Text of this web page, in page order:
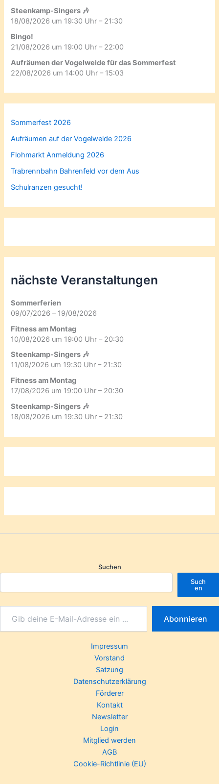
Steenkamp-Singers 🎶
18/08/2026 um 19:30 Uhr – 21:30
Bingo!
21/08/2026 um 19:00 Uhr – 22:00
Aufräumen der Vogelweide für das Sommerfest
22/08/2026 um 14:00 Uhr – 15:03
Sommerfest 2026
Aufräumen auf der Vogelweide 2026
Flohmarkt Anmeldung 2026
Trabrennbahn Bahrenfeld vor dem Aus
Schulranzen gesucht!
nächste Veranstaltungen
Sommerferien
09/07/2026 – 19/08/2026
Fitness am Montag
10/08/2026 um 19:00 Uhr – 20:30
Steenkamp-Singers 🎶
11/08/2026 um 19:30 Uhr – 21:30
Fitness am Montag
17/08/2026 um 19:00 Uhr – 20:30
Steenkamp-Singers 🎶
18/08/2026 um 19:30 Uhr – 21:30
Suchen
Such
en
Abonnieren
Impressum
Vorstand
Satzung
Datenschutzerklärung
Förderer
Kontakt
Newsletter
Login
Mitglied werden
AGB
Cookie-Richtlinie (EU)